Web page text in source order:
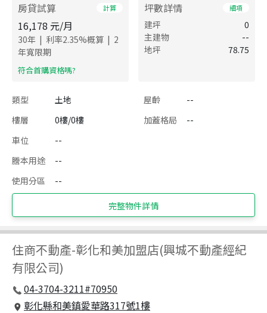
房貸試算 計算
16,178 元/月
30年 | 利率2.35%概算 | 2
年寬限期
​符合首購資格嗎?
坪數詳情 細項
建坪
0
主建物
--
地坪
78.75
類型 土地 屋齡
--
樓層
0樓/0樓 加蓋格局
--
車位
--
謄本用途
--
使用分區
--
完整物件詳情
住商不動產-彰化和美加盟店(興城不動產經紀
有限公司)
04-3704-3211#70950
彰化縣和美鎮愛華路317號1樓